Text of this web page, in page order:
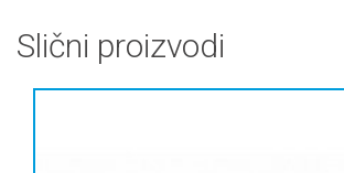
Slični proizvodi